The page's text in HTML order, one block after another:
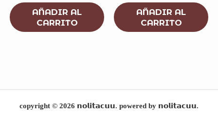
AÑADIR AL
CARRITO
AÑADIR AL
CARRITO
copyright © 2026 𝗻𝗼𝗹𝗶𝘁𝗮𝗰𝘂𝘂. powered by 𝗻𝗼𝗹𝗶𝘁𝗮𝗰𝘂𝘂.